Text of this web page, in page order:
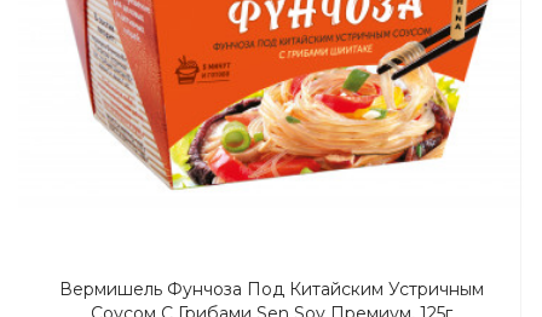
Вермишель Фунчоза Под Китайским Устричным